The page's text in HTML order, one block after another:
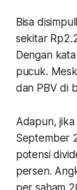
Bisa
sekitar
Dengan
pucuk.
dan PBV di
Adapun,
September
potensi
persen.
per saham